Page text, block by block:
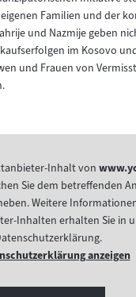
Familien und der
und Nazmije geben
im Kosovo
und Frauen von
Inhalt von
Sie dem betreffenden
Weitere
Inhalten erhalten Sie in
anzeigen